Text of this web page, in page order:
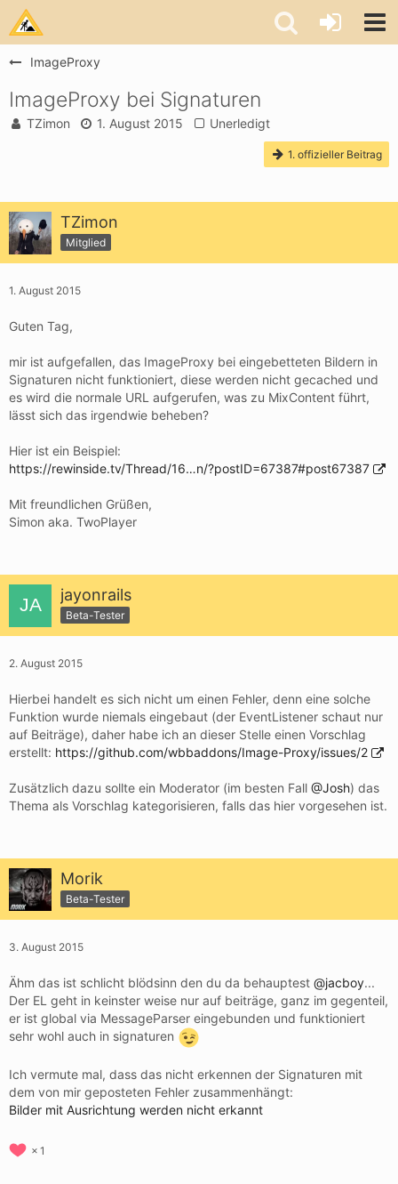
ImageProxy
ImageProxy bei Signaturen
TZimon 1. August 2015 Unerledigt
1. offizieller Beitrag
TZimon
Mitglied
1. August 2015
Guten Tag,
mir ist aufgefallen, das ImageProxy bei eingebetteten Bildern in
Signaturen nicht funktioniert, diese werden nicht gecached und
es wird die normale URL aufgerufen, was zu MixContent führt,
lässt sich das irgendwie beheben?
Hier ist ein Beispiel:
https://rewinside.tv/Thread/16…n/?postID=67387#post67387
Mit freundlichen Grüßen,
Simon aka. TwoPlayer
jayonrails
Beta-Tester
2. August 2015
Hierbei handelt es sich nicht um einen Fehler, denn eine solche
Funktion wurde niemals eingebaut (der EventListener schaut nur
auf Beiträge), daher habe ich an dieser Stelle einen Vorschlag
erstellt: https://github.com/wbbaddons/Image-Proxy/issues/2
Zusätzlich dazu sollte ein Moderator (im besten Fall @Josh) das
Thema als Vorschlag kategorisieren, falls das hier vorgesehen ist.
Morik
Beta-Tester
3. August 2015
Ähm das ist schlicht blödsinn den du da behauptest @jacboy...
Der EL geht in keinster weise nur auf beiträge, ganz im gegenteil,
er ist global via MessageParser eingebunden und funktioniert
sehr wohl auch in signaturen
Ich vermute mal, dass das nicht erkennen der Signaturen mit
dem von mir geposteten Fehler zusammenhängt:
Bilder mit Ausrichtung werden nicht erkannt
1